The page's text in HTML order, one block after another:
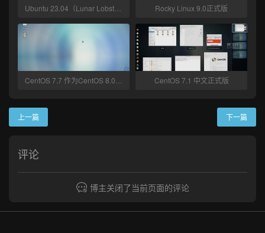
Rocky Linux 9.0正式版
CentOS 7.1 中文正式版
上一篇 下一篇
评论
博主关闭了当前页面的评论